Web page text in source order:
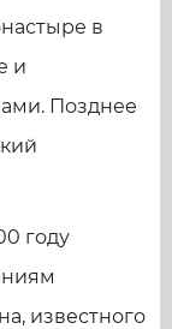
в
и
Позднее
году
известного